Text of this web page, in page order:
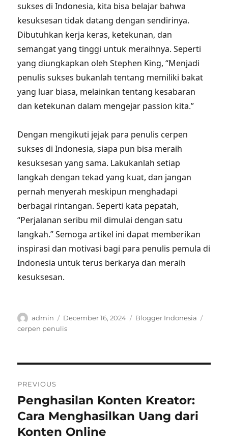
sukses di Indonesia, kita bisa belajar bahwa
kesuksesan tidak datang dengan sendirinya.
Dibutuhkan kerja keras, ketekunan, dan
semangat yang tinggi untuk meraihnya. Seperti
yang diungkapkan oleh Stephen King, “Menjadi
penulis sukses bukanlah tentang memiliki bakat
yang luar biasa, melainkan tentang kesabaran
dan ketekunan dalam mengejar passion kita.”
Dengan mengikuti jejak para penulis cerpen
sukses di Indonesia, siapa pun bisa meraih
kesuksesan yang sama. Lakukanlah setiap
langkah dengan tekad yang kuat, dan jangan
pernah menyerah meskipun menghadapi
berbagai rintangan. Seperti kata pepatah,
“Perjalanan seribu mil dimulai dengan satu
langkah.” Semoga artikel ini dapat memberikan
inspirasi dan motivasi bagi para penulis pemula di
Indonesia untuk terus berkarya dan meraih
kesuksesan.
Author
admin
Posted
on
December 16, 2024 Categories
Blogger Indonesia
cerpen penulis
navigation
PREVIOUS
Previous
post:
Penghasilan Konten Kreator:
Cara Menghasilkan Uang dari
Konten Online